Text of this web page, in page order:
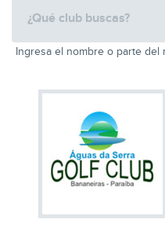
Ingresa el nombre o parte